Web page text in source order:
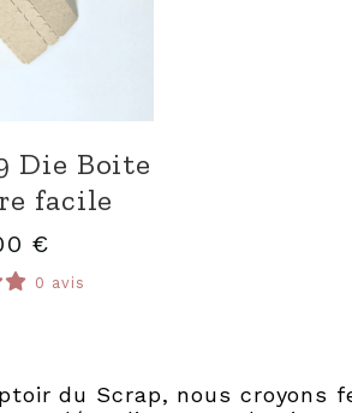
Die Boite
facile
€
0 avis
du Scrap, nous croyons